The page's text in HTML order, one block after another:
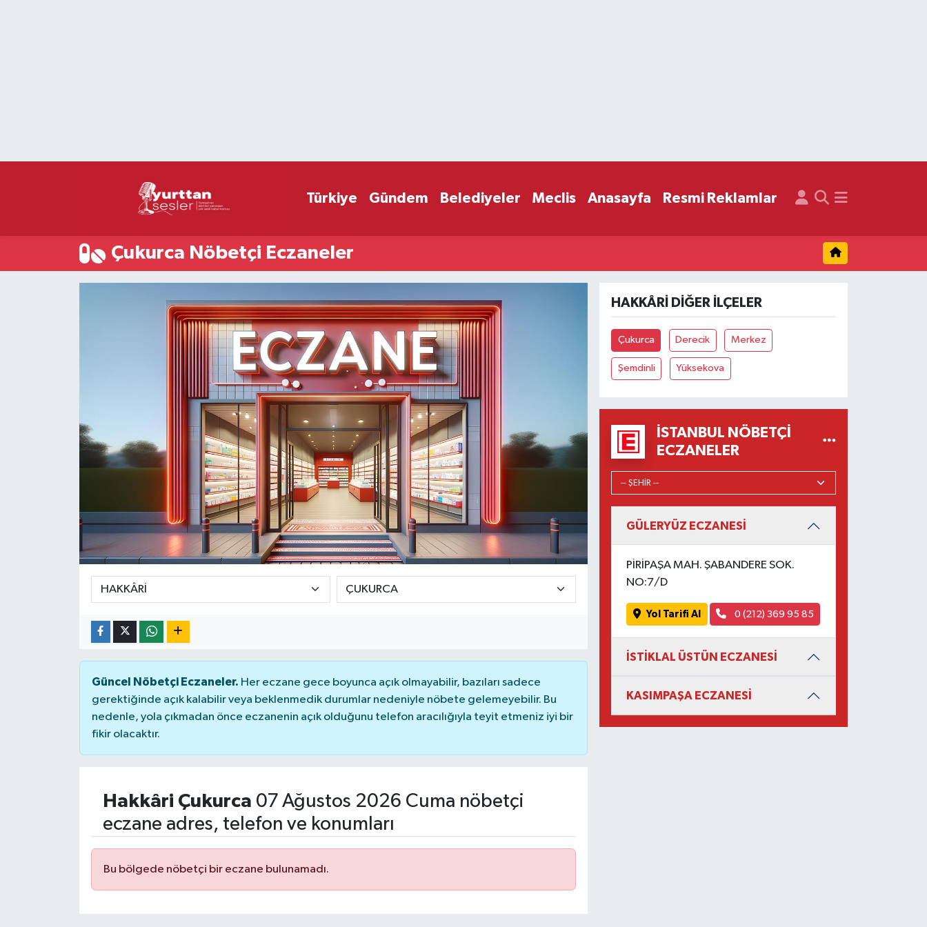
Türkiye Gündem Belediyeler Meclis Anasayfa Resmi Reklamlar
Çukurca Nöbetçi Eczaneler
Güncel Nöbetçi Eczaneler. Her eczane gece boyunca açık olmayabilir, bazıları sadece
gerektiğinde açık kalabilir veya beklenmedik durumlar nedeniyle nöbete gelemeyebilir. Bu
nedenle, yola çıkmadan önce eczanenin açık olduğunu telefon aracılığıyla teyit etmeniz iyi bir
fikir olacaktır.
Hakkâri Çukurca 07 Ağustos 2026 Cuma nöbetçi
eczane adres, telefon ve konumları
Bu bölgede nöbetçi bir eczane bulunamadı.
HAKKÂRI DIĞER İLÇELER
Çukurca Derecik Merkez
Şemdinli Yüksekova
İSTANBUL NÖBETÇI
ECZANELER
GÜLERYÜZ ECZANESİ
PİRİPAŞA MAH. ŞABANDERE SOK.
NO:7/D
Yol Tarifi Al 0 (212) 369 95 85
İSTİKLAL ÜSTÜN ECZANESİ
KASIMPAŞA ECZANESİ
Süper Lig Puan Durumu ve Fikstür
Son Dakika Haberleri